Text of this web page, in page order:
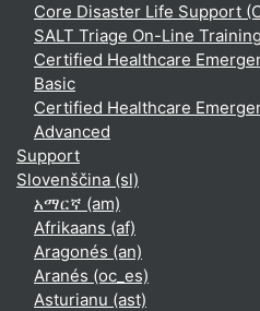
Core Disaster Life Support
SALT Triage On-Line
Certified Healthcare
Basic
Certified Healthcare
Advanced
Support
Slovenščina ‎(sl)‎
አማርኛ ‎(am)‎
Afrikaans ‎(af)‎
Aragonés ‎(an)‎
Aranés ‎(oc_es)‎
Asturianu ‎(ast)‎